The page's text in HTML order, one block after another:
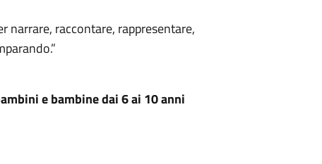
raccontare, rappresentare,
e bambine dai 6 ai 10 anni